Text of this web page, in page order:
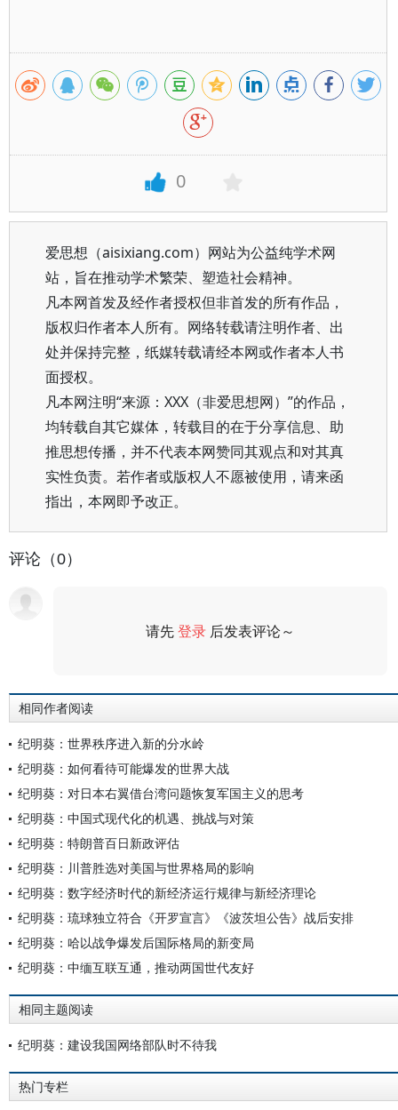
0
爱思想（aisixiang.com）网站为公益纯学术网
站，旨在推动学术繁荣、塑造社会精神。
凡本网首发及经作者授权但非首发的所有作品，
版权归作者本人所有。网络转载请注明作者、出
处并保持完整，纸媒转载请经本网或作者本人书
面授权。
凡本网注明“来源：XXX（非爱思想网）”的作品，
均转载自其它媒体，转载目的在于分享信息、助
推思想传播，并不代表本网赞同其观点和对其真
实性负责。若作者或版权人不愿被使用，请来函
指出，本网即予改正。
评论（0）
请先登录 后发表评论～
相同作者阅读
纪明葵：世界秩序进入新的分水岭
纪明葵：如何看待可能爆发的世界大战
纪明葵：对日本右翼借台湾问题恢复军国主义的思考
纪明葵：中国式现代化的机遇、挑战与对策
纪明葵：特朗普百日新政评估
纪明葵：川普胜选对美国与世界格局的影响
纪明葵：数字经济时代的新经济运行规律与新经济理论
纪明葵：琉球独立符合《开罗宣言》《波茨坦公告》战后安排
纪明葵：哈以战争爆发后国际格局的新变局
纪明葵：中缅互联互通，推动两国世代友好
相同主题阅读
纪明葵：建设我国网络部队时不待我
热门专栏